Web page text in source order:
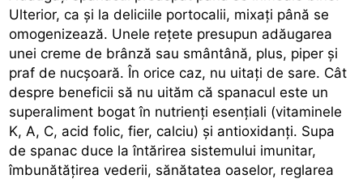
Ulterior, ca și la deliciile portocalii, mixați până se
omogenizează. Unele rețete presupun adăugarea
unei creme de brânză sau smântână, plus, piper și
praf de nucșoară. În orice caz, nu uitați de sare. Cât
despre beneficii să nu uităm că spanacul este un
superaliment bogat în nutrienți esențiali (vitaminele
K, A, C, acid folic, fier, calciu) și antioxidanți. Supa
de spanac duce la întărirea sistemului imunitar,
îmbunătățirea vederii, sănătatea oaselor, reglarea